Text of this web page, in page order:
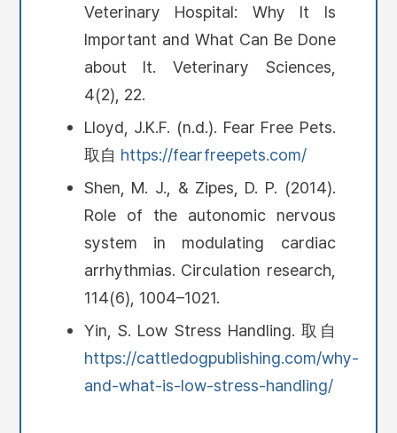
Veterinary Hospital: Why It Is
Important and What Can Be Done
about It. Veterinary Sciences,
4(2), 22.
Lloyd, J.K.F. (n.d.). Fear Free Pets.
取自 https://fearfreepets.com/
Shen, M. J., & Zipes, D. P. (2014).
Role of the autonomic nervous
system in modulating cardiac
arrhythmias. Circulation research,
114(6), 1004–1021.
Yin, S. Low Stress Handling. 取自
https://cattledogpublishing.com/why-
and-what-is-low-stress-handling/